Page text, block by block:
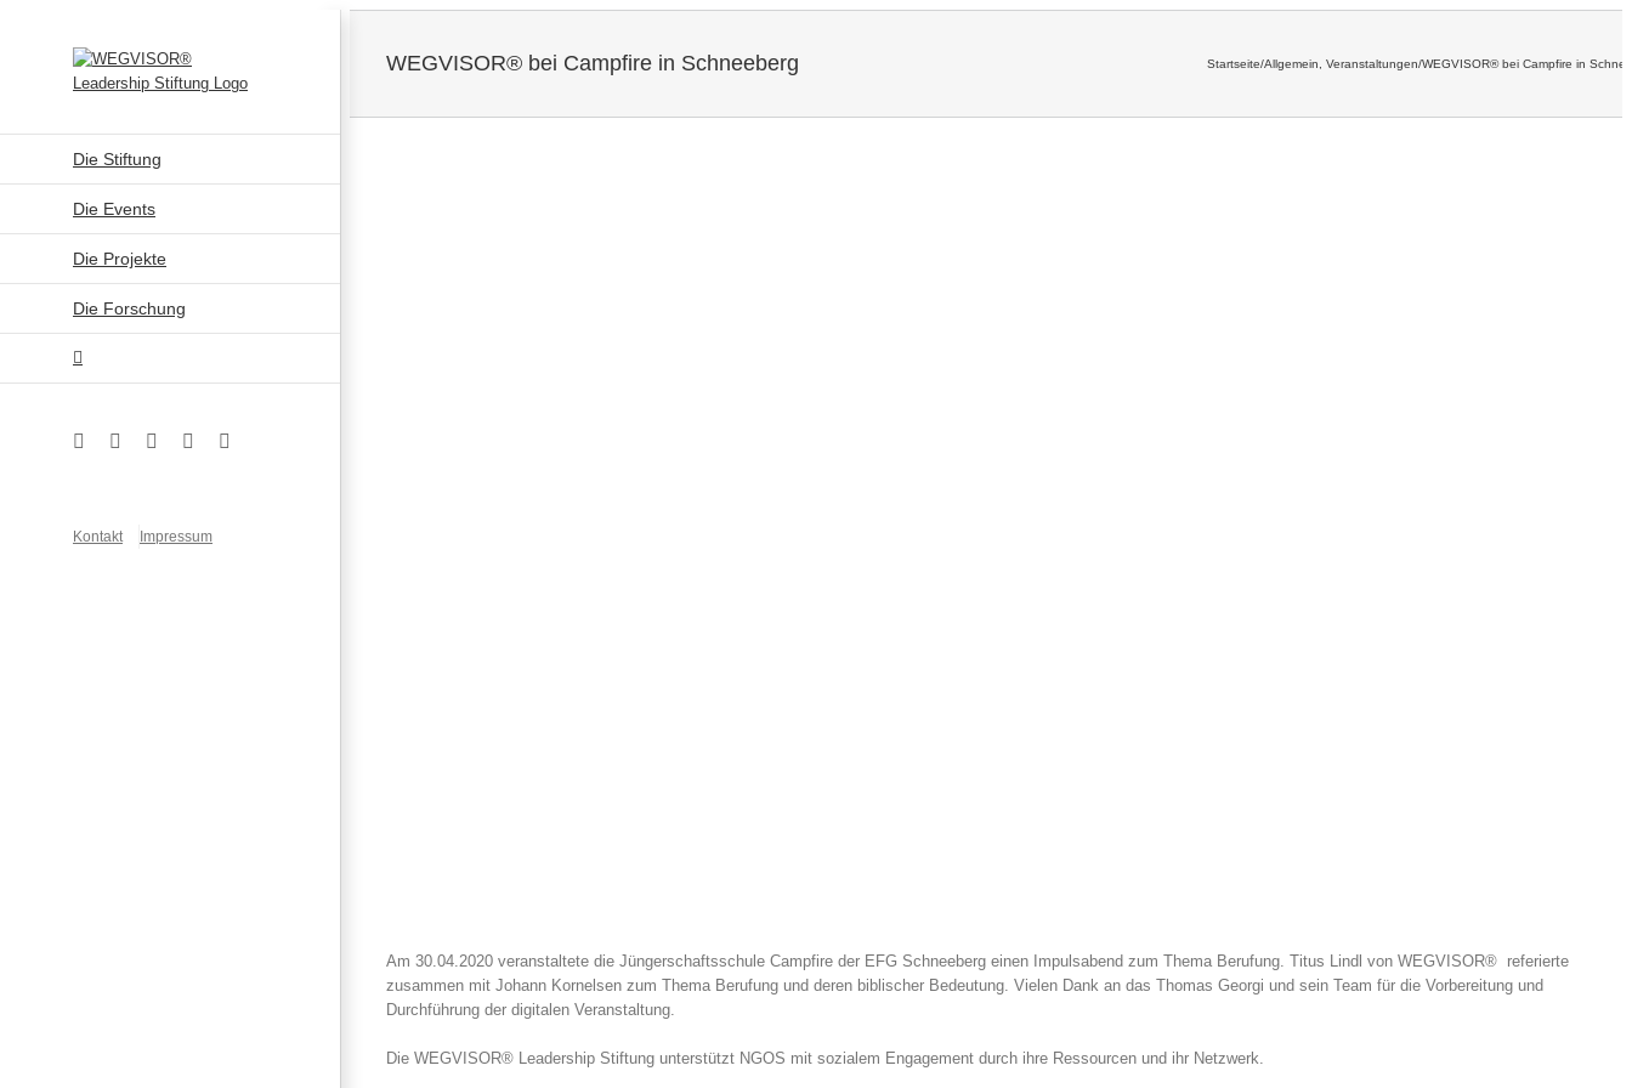
Die Stiftung
Die Events
Die Projekte
Die Forschung
FacebookInstagramYouTube
Xing
Kontakt Impressum
WEGVISOR® bei Campfire in Schneeberg Startseite/Allgemein Veranstaltungen/WEGVISOR® bei Campfire in
Am 30.04.2020 veranstaltete die Jüngerschaftsschule Campfire der EFG Schneeberg einen Impulsabend zum Thema Berufung. Titus Lindl von WEGVISOR® referierte
zusammen mit Johann Kornelsen zum Thema Berufung und deren biblischer Bedeutung. Vielen Dank an das Thomas Georgi und sein Team für die Vorbereitung und
Durchführung der digitalen Veranstaltung.
Die WEGVISOR® Leadership Stiftung unterstützt NGOS mit sozialem Engagement durch ihre Ressourcen und ihr Netzwerk.